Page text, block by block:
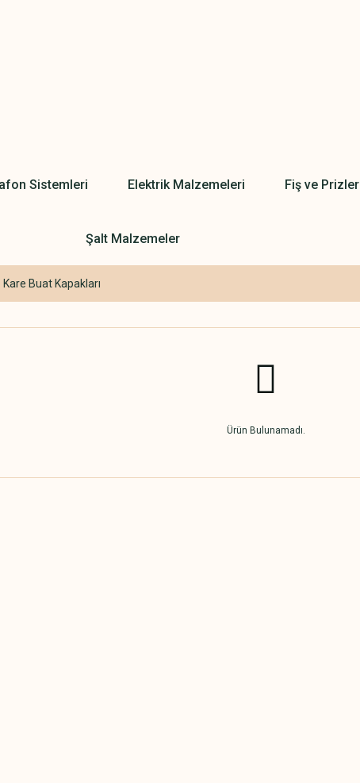
Sistemleri Elektrik Malzemeleri Fiş ve Prizler
Şalt Malzemeler
Kare Buat Kapakları
Ürün Bulunamadı.